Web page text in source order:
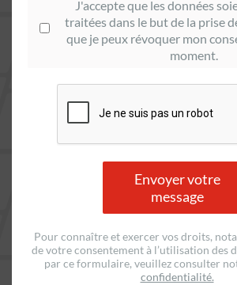
J'accepte que les données
traitées dans le but de la prise
que je peux révoquer mon
moment.
Envoyer votre
message
Pour connaître et exercer vos droits,
de votre consentement à l’utilisation des
par ce formulaire, veuillez consulter
confidentialité.